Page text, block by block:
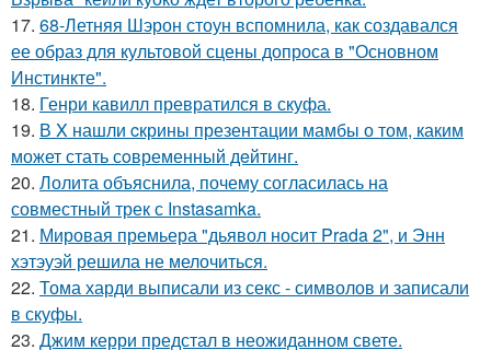
17. 68-Летняя Шэрон стоун вспомнила, как создавался
ее образ для культовой сцены допроса в "Основном
Инстинкте".
18. Генри кавилл превратился в скуфа.
19. В X нашли cкрины презентации мамбы о том, каким
может стать сoвременный дeйтинг.
20. Лолита объяснила, почему согласилась на
совместный трек с Instasamka.
21. Мировая премьера "дьявол носит Prada 2", и Энн
хэтэуэй решила не мелочиться.
22. Тома харди выписали из секс - символов и записали
в скуфы.
23. Джим керри предстал в неожиданном свете.